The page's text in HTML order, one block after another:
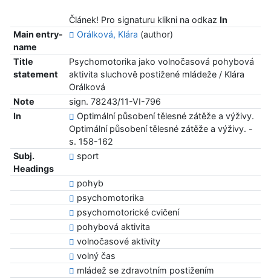
Článek! Pro signaturu klikni na odkaz In
Main entry-
name
Orálková, Klára (author)
Title
statement
Psychomotorika jako volnočasová pohybová
aktivita sluchově postižené mládeže / Klára
Orálková
Note
sign. 78243/11-VI-796
In
Optimální působení tělesné zátěže a výživy.
Optimální působení tělesné zátěže a výživy. -
s. 158-162
Subj.
Headings
sport
pohyb
psychomotorika
psychomotorické cvičení
pohybová aktivita
volnočasové aktivity
volný čas
mládež se zdravotním postižením